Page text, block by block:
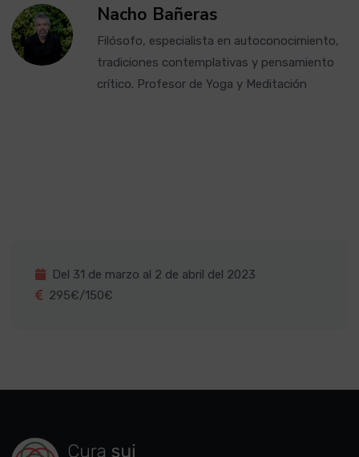
Nacho Bañeras
Filósofo, especialista en autoconocimiento,
tradiciones contemplativas y pensamiento
crítico. Profesor de Yoga y Meditación
Del 31 de marzo al 2 de abril del 2023
295€/150€